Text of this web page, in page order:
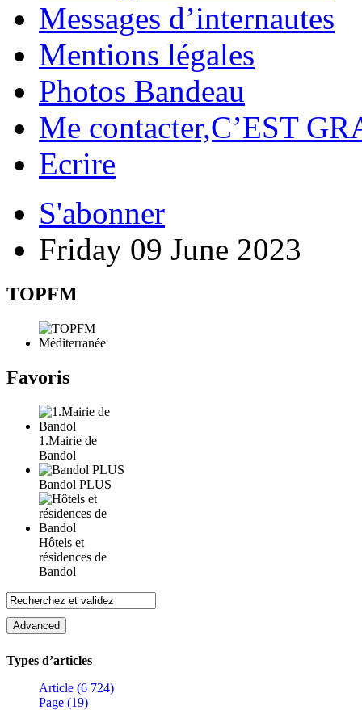
Messages d’internautes
Mentions légales
Photos Bandeau
Me contacter,C’EST
Ecrire
S'abonner
Friday 09 June 2023
TOPFM
Favoris
1.Mairie de
Bandol
Bandol PLUS
Hôtels et
résidences de
Bandol
Types d’articles
Article (6 724)
Page (19)